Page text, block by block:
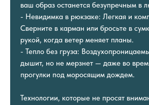
ваш образ останется безупречным в
- Невидимка в рюкзаке: Легкая и
Сверните в карман или бросьте в
рукой, когда ветер меняет планы.
- Тепло без груза:
дышит, но не мерзнет — даже во
прогулки под моросящим дождем.
Технологии, которые не просят